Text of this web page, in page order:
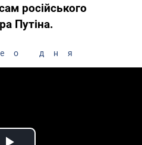
російського
Путіна.
дня